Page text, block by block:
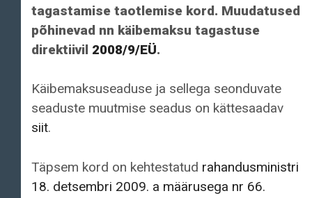
tagastamise taotlemise kord. Muudatused
põhinevad nn käibemaksu tagastuse
direktiivil 2008/9/EÜ.
Käibemaksuseaduse ja sellega seonduvate
seaduste muutmise seadus on kättesaadav
siit.
Täpsem kord on kehtestatud rahandusministri
18. detsembri 2009. a määrusega nr 66.